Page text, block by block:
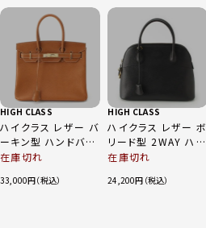
HIGH CLASS
ハイクラス レザー バ
ーキン型 ハンドバッ
グ ブラウン ゴールド
在庫切れ
33,000
HIGH CLASS
ハイクラス レザー ボ
リード型 2WAY ハン
ドバッグ ショルダー
ブラック ゴールド金
在庫切れ
24,200